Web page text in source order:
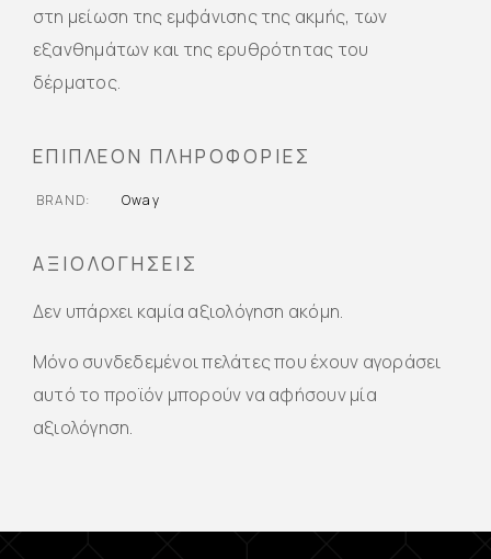
στη μείωση της εμφάνισης της ακμής, των
εξανθημάτων και της ερυθρότητας του
δέρματος.
ΕΠΙΠΛΈΟΝ ΠΛΗΡΟΦΟΡΊΕΣ
BRAND Oway
ΑΞΙΟΛΟΓΉΣΕΙΣ
Δεν υπάρχει καμία αξιολόγηση ακόμη.
Μόνο συνδεδεμένοι πελάτες που έχουν αγοράσει
αυτό το προϊόν μπορούν να αφήσουν μία
αξιολόγηση.